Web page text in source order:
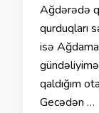
Ağdərədə
qurduqları
isə
qaldığım
Gecədən …